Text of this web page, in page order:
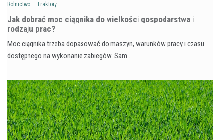
Rolnictwo Traktory
Jak dobrać moc ciągnika do wielkości gospodarstwa i
rodzaju prac?
Moc ciągnika trzeba dopasować do maszyn, warunków pracy i czasu
dostępnego na wykonanie zabiegów. Sam…